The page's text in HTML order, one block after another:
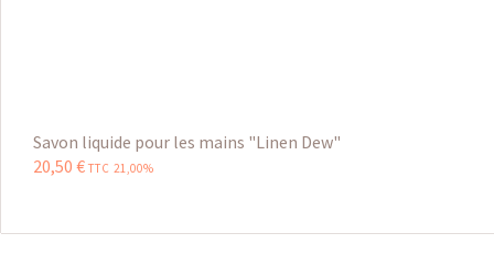
Savon liquide pour les mains "Linen Dew"
20,50 € TTC 21,00%